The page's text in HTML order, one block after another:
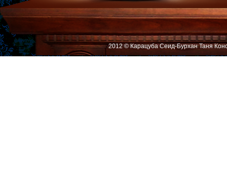
2012 © Карацуба Сеид-Бурхан Таня